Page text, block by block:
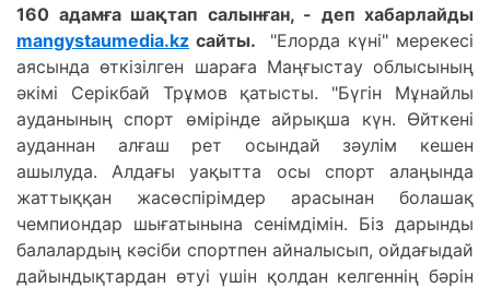
160 адамға шақтап салынған, - деп хабарлайды
mangystaumedia.kz сайты.
"Елорда күні" мерекесі
аясында өткізілген шараға Маңғыстау облысының
әкімі Серікбай Трұмов қатысты. "Бүгін Мұнайлы
ауданының спорт өмірінде айрықша күн. Өйткені
ауданнан алғаш рет осындай зәулім кешен
ашылуда. Алдағы уақытта осы спорт алаңында
жаттыққан жасөспірімдер арасынан болашақ
чемпиондар шығатынына сенімдімін. Біз дарынды
балалардың кәсіби спортпен айналысып, ойдағыдай
дайындықтардан өтуі үшін қолдан келгеннің бәрін